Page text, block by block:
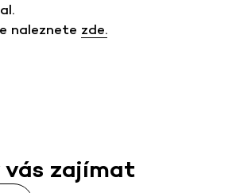
naleznete zde.
vás zajímat